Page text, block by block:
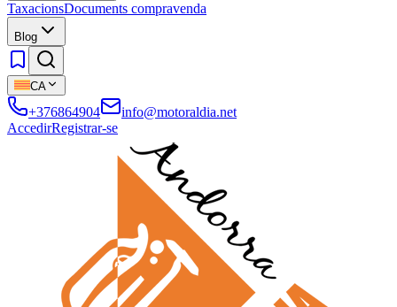
TaxacionsDocuments compravenda
Blog
CA
+376864904
info@motoraldia.net
AccedirRegistrar-se